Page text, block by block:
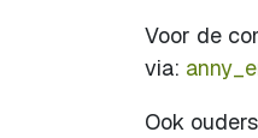
Voor de
via:
Ook